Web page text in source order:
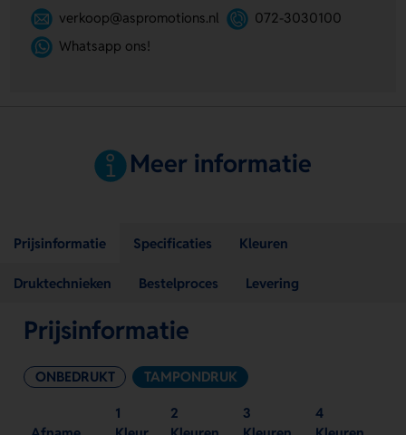
verkoop@aspromotions.nl
072-3030100
Whatsapp ons!
Meer informatie
Prijsinformatie Specificaties Kleuren
Druktechnieken Bestelproces Levering
Prijsinformatie
ONBEDRUKT TAMPONDRUK
1
2
3
4